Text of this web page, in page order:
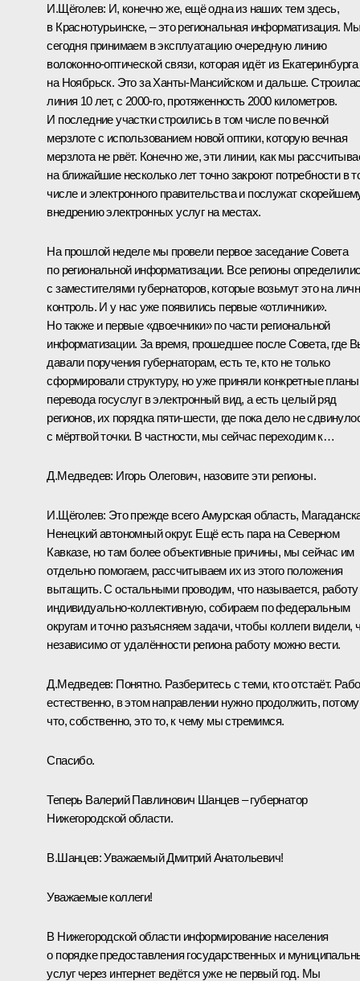
И.Щёголев: И, конечно же, ещё одна из наших тем здесь,
в Краснотурьинске, – это региональная информатизация.
сегодня принимаем в эксплуатацию очередную линию
волоконно-оптической связи, которая идёт из Екатеринбурга
на Ноябрьск. Это за Ханты-Мансийском и дальше.
линия 10 лет, с 2000-го, протяженность 2000 километров.
И последние участки строились в том числе по вечной
мерзлоте с использованием новой оптики, которую вечная
мерзлота не рвёт. Конечно же, эти линии, как мы
на ближайшие несколько лет точно закроют потребности в
числе и электронного правительства и послужат
внедрению электронных услуг на местах.
На прошлой неделе мы провели первое заседание Совета
по региональной информатизации. Все регионы
с заместителями губернаторов, которые возьмут это на
контроль. И у нас уже появились первые «отличники».
Но также и первые «двоечники» по части региональной
информатизации. За время, прошедшее после Совета, где
давали поручения губернаторам, есть те, кто не только
сформировали структуру, но уже приняли конкретные планы
перевода госуслуг в электронный вид, а есть целый ряд
регионов, их порядка пяти-шести, где пока дело не
с мёртвой точки. В частности, мы сейчас переходим к…
Д.Медведев: Игорь Олегович, назовите эти регионы.
И.Щёголев: Это прежде всего Амурская область,
Ненецкий автономный округ. Ещё есть пара на Северном
Кавказе, но там более объективные причины, мы сейчас им
отдельно помогаем, рассчитываем их из этого положения
вытащить. С остальными проводим, что называется, работу
индивидуально-коллективную, собираем по федеральным
округам и точно разъясняем задачи, чтобы коллеги видели,
независимо от удалённости региона работу можно вести.
Д.Медведев: Понятно. Разберитесь с теми, кто отстаёт.
естественно, в этом направлении нужно продолжить, потому
что, собственно, это то, к чему мы стремимся.
Спасибо.
Теперь Валерий Павлинович Шанцев – губернатор
Нижегородской области.
В.Шанцев:Уважаемый Дмитрий Анатольевич!
Уважаемые коллеги!
В Нижегородской области информирование населения
о порядке предоставления государственных и
услуг через интернет ведётся уже не первый год. Мы